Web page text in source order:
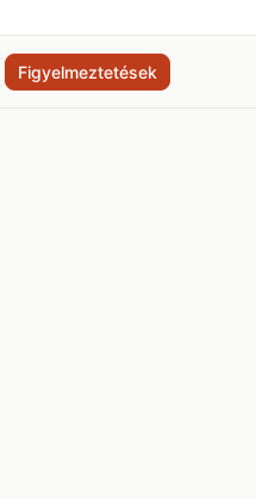
Figyelmeztetések